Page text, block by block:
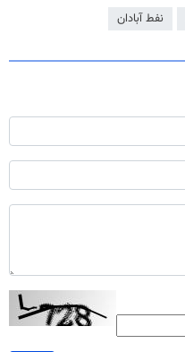
نفط آبادان